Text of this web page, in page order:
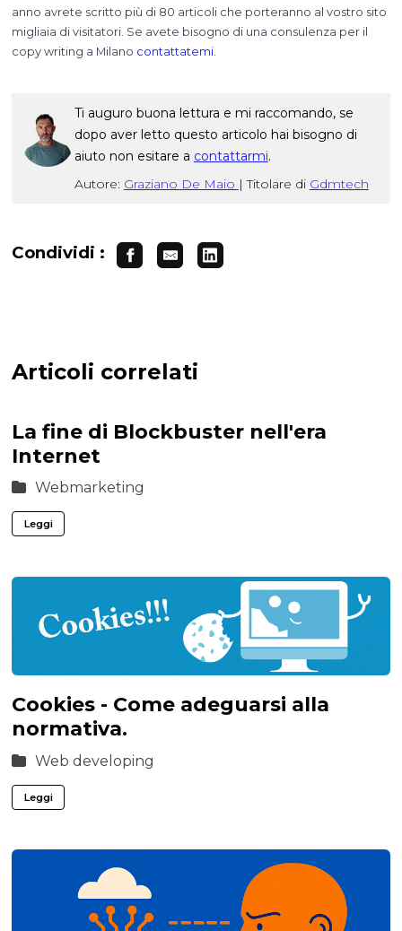
anno avrete scritto più di 80 articoli che porteranno al vostro sito
migliaia di visitatori. Se avete bisogno di una consulenza per il
copy writing a Milano contattatemi.
Ti auguro buona lettura e mi raccomando, se
dopo aver letto questo articolo hai bisogno di
aiuto non esitare a contattarmi.
Autore: Graziano De Maio | Titolare di Gdmtech
Condividi :
Articoli correlati
La fine di Blockbuster nell'era
Internet
Webmarketing
Leggi
Cookies - Come adeguarsi alla
normativa.
Web developing
Leggi